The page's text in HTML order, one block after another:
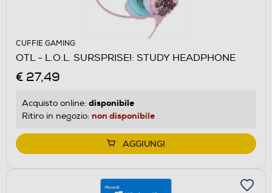
CUFFIE GAMING
OTL - L.O.L. SURSPRISE!: STUDY HEADPHONE
€ 27,49
Acquisto online: disponibile
Ritiro in negozio: non disponibile
AGGIUNGI